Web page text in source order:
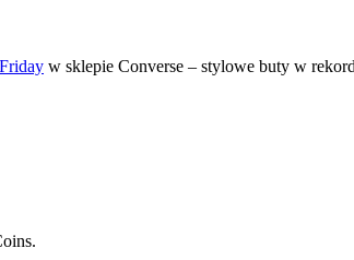
w sklepie Converse – stylowe buty w